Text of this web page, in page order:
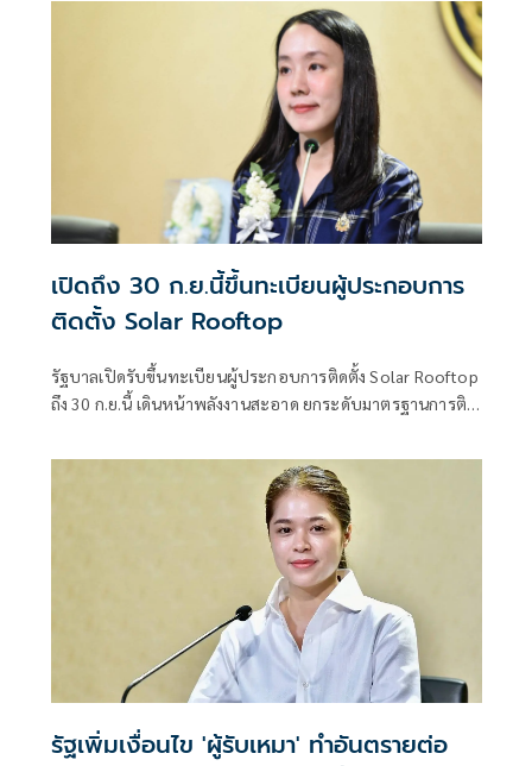
เปิดถึง 30 ก.ย.นี้ขึ้นทะเบียนผู้ประกอบการ
ติดตั้ง Solar Rooftop
รัฐบาลเปิดรับขึ้นทะเบียนผู้ประกอบการติดตั้ง Solar Rooftop
ถึง 30 ก.ย.นี้ เดินหน้าพลังงานสะอาด ยกระดับมาตรฐานการติด
รัฐเพิ่มเงื่อนไข 'ผู้รับเหมา' ทำอันตรายต่อ